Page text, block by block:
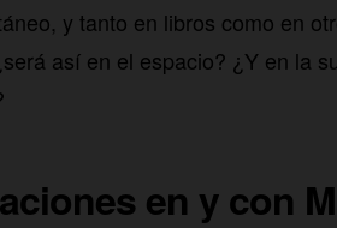
y tanto en libros como en
así en el espacio? ¿Y en la
en y con